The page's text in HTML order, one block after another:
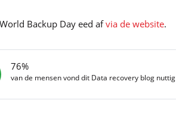
Backup Day eed afvia de website.
76%
van de mensen vond dit Data recovery blog nuttig